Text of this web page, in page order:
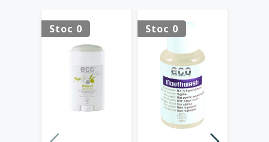
Stoc 0 Stoc 0